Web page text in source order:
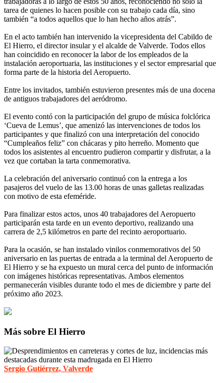
tarea de quienes lo hacen posible con su trabajo cada día, sino
también “a todos aquellos que lo han hecho años atrás”.
En el acto también han intervenido la vicepresidenta del Cabildo de
El Hierro, el director insular y el alcalde de Valverde. Todos ellos
han coincidido en reconocer la labor de los empleados de la
instalación aeroportuaria, las instituciones y el sector empresarial que
forma parte de la historia del Aeropuerto.
Entre los invitados, también estuvieron presentes más de una docena
de antiguos trabajadores del aeródromo.
El evento contó con la participación del grupo de música folclórica
‘Cueva de Lemus’, que amenizó las intervenciones de todos los
participantes y que finalizó con una interpretación del conocido
“Cumpleaños feliz” con chácaras y pito herreño. Momento que
todos los asistentes al encuentro pudieron compartir y disfrutar, a la
vez que cortaban la tarta conmemorativa.
La celebración del aniversario continuó con la entrega a los
pasajeros del vuelo de las 13.00 horas de unas galletas realizadas
con motivo de esta efeméride.
Para finalizar estos actos, unos 40 trabajadores del Aeropuerto
participarán esta tarde en un evento deportivo, realizando una
carrera de 2,5 kilómetros en parte del recinto aeroportuario.
Para la ocasión, se han instalado vinilos conmemorativos del 50
aniversario en las puertas de entrada a la terminal del Aeropuerto de
El Hierro y se ha expuesto un mural cerca del punto de información
con imágenes históricas representativas. Ambos elementos
permanecerán visibles durante todo el mes de diciembre y parte del
próximo año 2023.
Más sobre El Hierro
Sergio Gutiérrez, Valverde